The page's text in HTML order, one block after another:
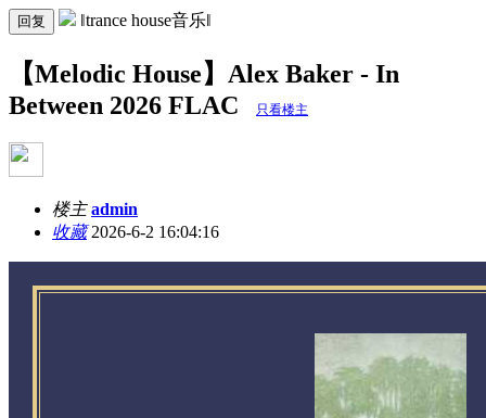
回复 ‖trance house音乐‖
【Melodic House】Alex Baker - In
Between 2026 FLAC
只看楼主
楼主 admin
收藏2026-6-2 16:04:16